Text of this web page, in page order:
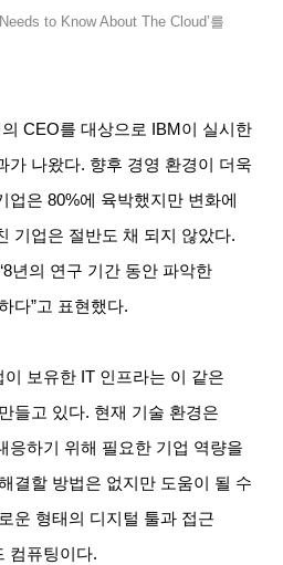
to Know About The Cloud’를
CEO를 대상으로 IBM 이 실시한
가 나왔다. 향후 경영 환경이 더욱
업은 80%에 육박했지만 변화에
기업은 절반도 채 되지 않았다.
년의 연구 기간 동안 파악한
다”고 표현했다.
이 보유한 IT 인프라는 이 같은
들고 있다. 현재 기술 환경은
응하기 위해 필요한 기업 역량을
결할 방법은 없지만 도움이 될 수
운 형태의 디지털 툴과 접근
컴퓨팅이다.